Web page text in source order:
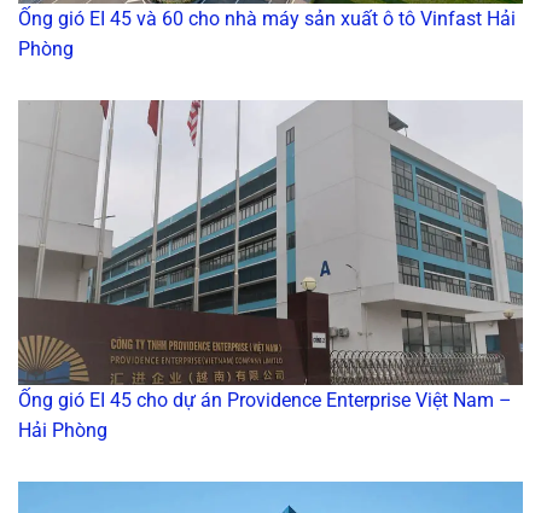
Ống gió EI 45 và 60 cho nhà máy sản xuất ô tô Vinfast Hải
Phòng
Ống gió EI 45 cho dự án Providence Enterprise Việt Nam –
Hải Phòng